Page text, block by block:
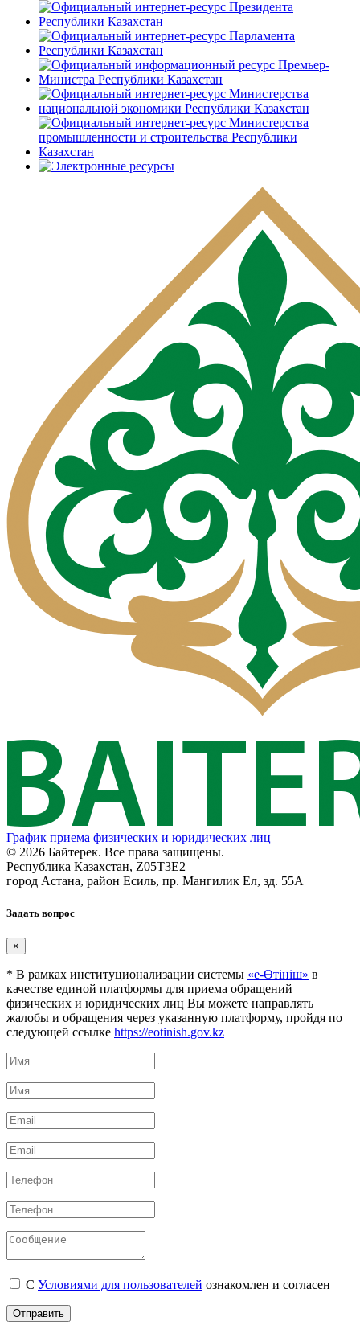
График приема физических и юридических лиц
© 2026 Байтерек. Все права защищены.
Республика Казахстан, Z05T3E2
город Астана, район Есиль, пр. Мангилик Ел, зд. 55А
Задать вопрос
×
* В рамках институционализации системы «е-Өтініш» в
качестве единой платформы для приема обращений
физических и юридических лиц Вы можете направлять
жалобы и обращения через указанную платформу, пройдя по
следующей ссылке https://eotinish.gov.kz
С Условиями для пользователей ознакомлен и согласен
Отправить